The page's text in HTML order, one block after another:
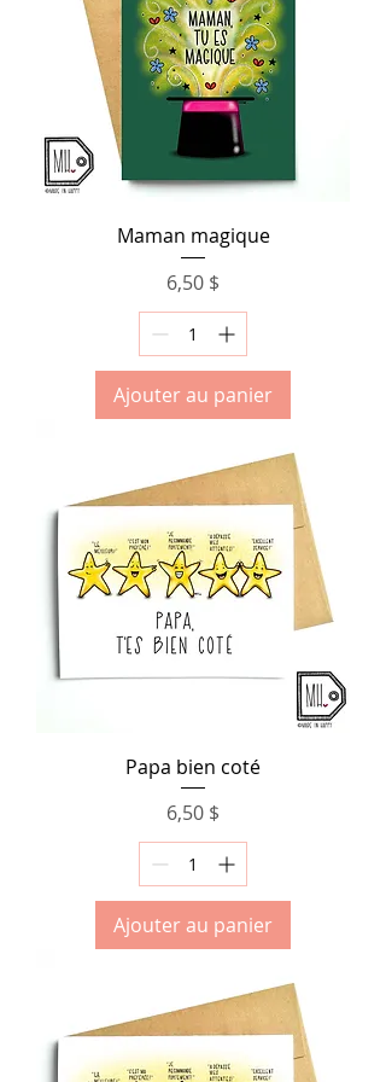
Maman magique
Prix
6,50 $
Ajouter au panier
Papa bien coté
Prix
6,50 $
Ajouter au panier